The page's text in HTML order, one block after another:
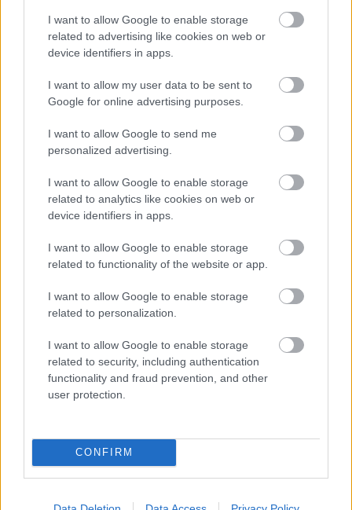
I want to allow Google to enable storage
related to advertising like cookies on web or
device identifiers in apps.
I want to allow my user data to be sent to
Google for online advertising purposes.
I want to allow Google to send me
personalized advertising.
I want to allow Google to enable storage
related to analytics like cookies on web or
device identifiers in apps.
I want to allow Google to enable storage
related to functionality of the website or app.
I want to allow Google to enable storage
related to personalization.
I want to allow Google to enable storage
related to security, including authentication
functionality and fraud prevention, and other
user protection.
CONFIRM
ΜΠΕΙΤΕ ΣΤΗ ΣΥΖΗΤΗΣΗ
Loading...
Προσθήκη Σχολίου
ΣΗΜΕΡΑ ΣΤΟ IATRONET.GR
Φυτικές ίνες και οι μορφές τους